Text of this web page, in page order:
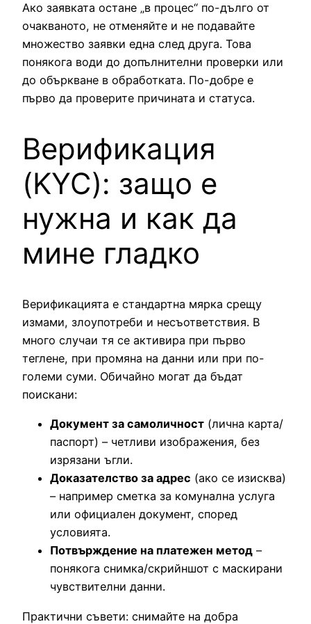
Ако заявката остане „в процес“ по-дълго от
очакваното, не отменяйте и не подавайте
множество заявки една след друга. Това
понякога води до допълнителни проверки или
до объркване в обработката. По-добре е
първо да проверите причината и статуса.
Верификация
(KYC): защо е
нужна и как да
мине гладко
Верификацията е стандартна мярка срещу
измами, злоупотреби и несъответствия. В
много случаи тя се активира при първо
теглене, при промяна на данни или при по-
големи суми. Обичайно могат да бъдат
поискани:
Документ за самоличност (лична карта/
паспорт) – четливи изображения, без
изрязани ъгли.
Доказателство за адрес (ако се изисква)
– например сметка за комунална услуга
или официален документ, според
условията.
Потвърждение на платежен метод –
понякога снимка/скрийншот с маскирани
чувствителни данни.
Практични съвети: снимайте на добра